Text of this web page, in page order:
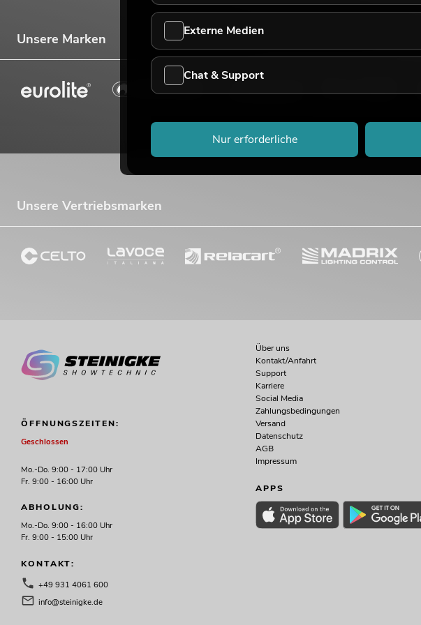
Unsere Marken
Unsere Vertriebsmarken
ÖFFNUNGSZEITEN:
Geschlossen
Mo.-Do. 9:00 - 17:00 Uhr
Fr. 9:00 - 16:00 Uhr
ABHOLUNG:
Mo.-Do. 9:00 - 16:00 Uhr
Fr. 9:00 - 15:00 Uhr
KONTAKT:
+49 931 4061 600
info@steinigke.de
Über uns
Kontakt/Anfahrt
Support
Karriere
Social Media
Zahlungsbedingungen
Versand
Datenschutz
AGB
Impressum
APPS
Externe Medien
Chat & Support
Nur erforderliche